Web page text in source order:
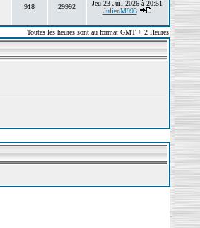
918 29992
Jeu 23 Juil 2026 à 20:51
JulienM993
Toutes les heures sont au format GMT + 2 Heures